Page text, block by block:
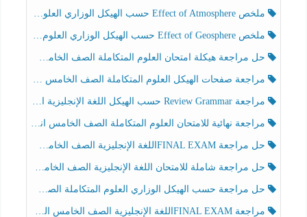
ملخص Effect of Atmosphere حسب الهيكل الوزاري العلوم المتكاملة الصف الخامس انسبير الفصل الثالث
ملخص Effect of Geosphere حسب الهيكل الوزاري العلوم المتكاملة الصف الخامس انسبير الفصل الثالث
حل مراجعة هيكلة امتحان العلوم المتكاملة الصف الخامس عام الفصل الثالث
مراجعة صفحات الهيكل العلوم المتكاملة الصف الخامس انسبير الفصل الثالث
مراجعة Review Grammar حسب الهيكل اللغة الإنجليزية الصف الخامس الفصل الثالث
مراجعة نهائية للامتحان العلوم المتكاملة الصف الخامس انسبير الفصل الثالث
حل مراجعة FINAL EXAMاللغة الإنجليزية الصف الخامس الفصل الثالث
حل مراجعة شاملة للامتحان اللغة الإنجليزية الصف الخامس الفصل الثالث
حل مراجعة حسب الهيكل الوزاري العلوم المتكاملة الصف الخامس عام الفصل الثالث
مراجعة FINAL EXAMاللغة الإنجليزية الصف الخامس الفصل الثالث